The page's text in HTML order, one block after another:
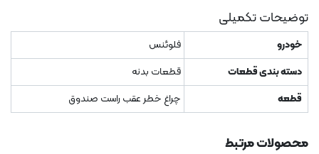
توضیحات تکمیلی
خودرو
فلوئنس
دسته بندی قطعات
قطعات بدنه
قطعه
چراغ خطر عقب راست صندوق
محصولات مرتبط